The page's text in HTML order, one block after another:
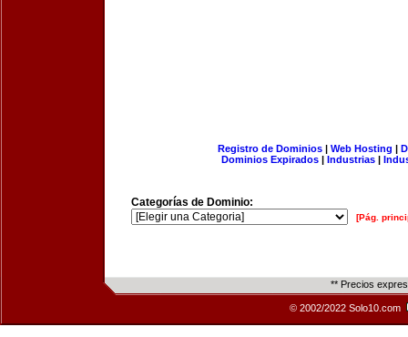
Registro de Dominios| Web Hosting |
Dominios Expirados | Industrias |
Categorías de Dominio:
[Pág.
** Precios
© 2002/2022 Solo10.com